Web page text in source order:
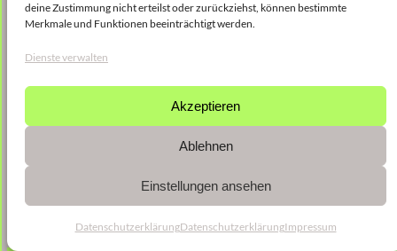
deine Zustimmung nicht erteilst oder zurückziehst, können bestimmte
Merkmale und Funktionen beeinträchtigt werden.
Dienste verwalten
Akzeptieren
Ablehnen
Einstellungen ansehen
DatenschutzerklärungDatenschutzerklärungImpressum